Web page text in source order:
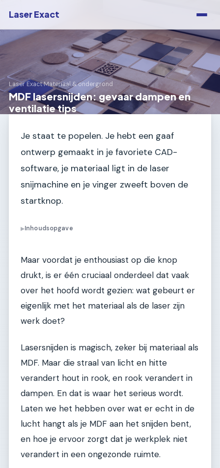
Laser Exact
Laser Exact›Materiaal & ondergrond
MDF lasersnijden: gevaar dampen en
ventilatie tips
Je staat te popelen. Je hebt een gaaf
ontwerp gemaakt in je favoriete CAD-
software, je materiaal ligt in de laser
snijmachine en je vinger zweeft boven de
startknop.
▶Inhoudsopgave
Maar voordat je enthousiast op die knop
drukt, is er één cruciaal onderdeel dat vaak
over het hoofd wordt gezien: wat gebeurt er
eigenlijk met het materiaal als de laser zijn
werk doet?
Lasersnijden is magisch, zeker bij materiaal als
MDF. Maar die straal van licht en hitte
verandert hout in rook, en rook verandert in
dampen. En dat is waar het serieus wordt.
Laten we het hebben over wat er echt in de
lucht hangt als je MDF aan het snijden bent,
en hoe je ervoor zorgt dat je werkplek niet
verandert in een ongezonde ruimte.